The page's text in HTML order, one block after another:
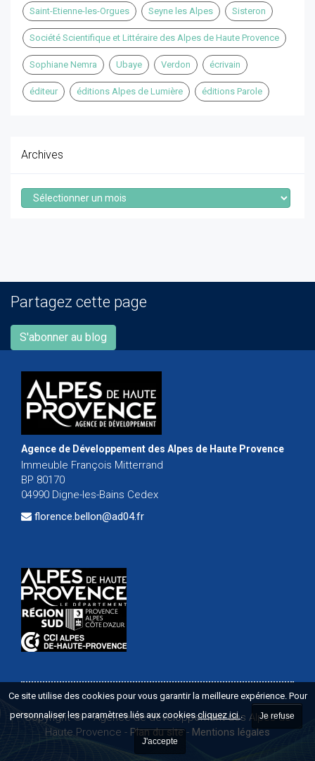
Saint-Etienne-les-Orgues Seyne les Alpes Sisteron
Société Scientifique et Littéraire des Alpes de Haute Provence
Sophiane Nemra Ubaye Verdon écrivain
éditeur éditions Alpes de Lumière éditions Parole
Archives
Archives
Partagez cette page
S'abonner au blog
Agence de Développement des Alpes de Haute Provence
Immeuble François Mitterrand
BP 80170
04990 Digne-les-Bains Cedex
florence.bellon@ad04.fr
Copyright ©-Agence de développement des Alpes de
Haute Provence - Plan du site- Mentions légales
Ce site utilise des cookies pour vous garantir la meilleure expérience. Pour
personnaliser les paramètres liés aux cookiescliquez ici. Je refuse
J'accepte